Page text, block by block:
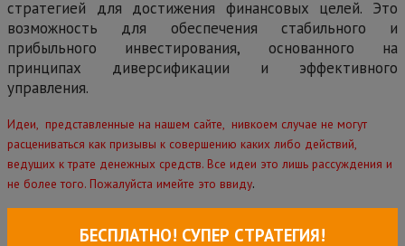
стратегией для достижения финансовых целей. Это
возможность для обеспечения стабильного и
прибыльного инвестирования, основанного на
принципах диверсификации и эффективного
управления.
Идеи, представленные на нашем сайте, нивкоем случае не могут
расцениваться как призывы к совершению каких либо действий,
ведущих к трате денежных средств. Все идеи это лишь рассуждения и
не более того. Пожалуйста имейте это ввиду.
БЕСПЛАТНО! СУПЕР СТРАТЕГИЯ!